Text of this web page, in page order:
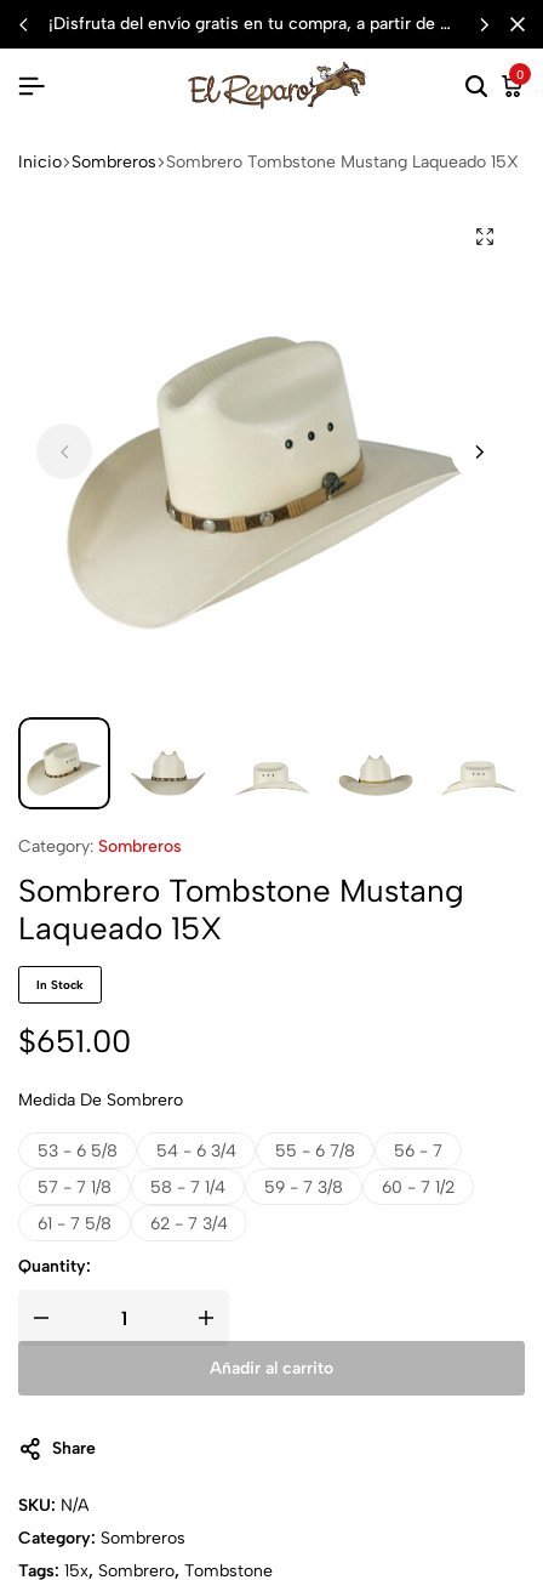
¡disfruta del envío gratis en tu compra, a partir de $3,000 mxn
0
Inicio Sombreros Sombrero Tombstone Mustang Laqueado 15X
Category: Sombreros
Sombrero Tombstone Mustang
Laqueado 15X
In Stock
$651.00
Medida De Sombrero
53 - 6 5/8 54 - 6 3/4 55 - 6 7/8
56 - 7
57 - 7 1/8
58 - 7 1/4 59 - 7 3/8
60 - 7 1/2
61 - 7 5/8
62 - 7 3/4
Quantity:
Añadir al carrito
Share
SKU: N/A
Category: Sombreros
Tags: 15x, Sombrero, Tombstone